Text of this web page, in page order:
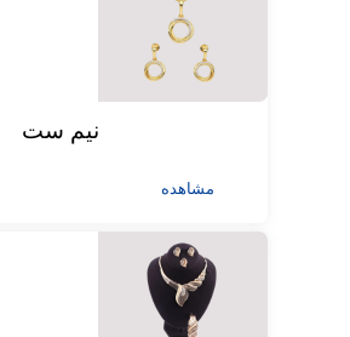
نیم ست
مشاهده